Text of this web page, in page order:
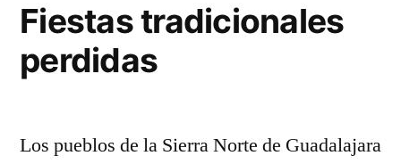
Fiestas tradicionales
perdidas
Los pueblos de la Sierra Norte de Guadalajara